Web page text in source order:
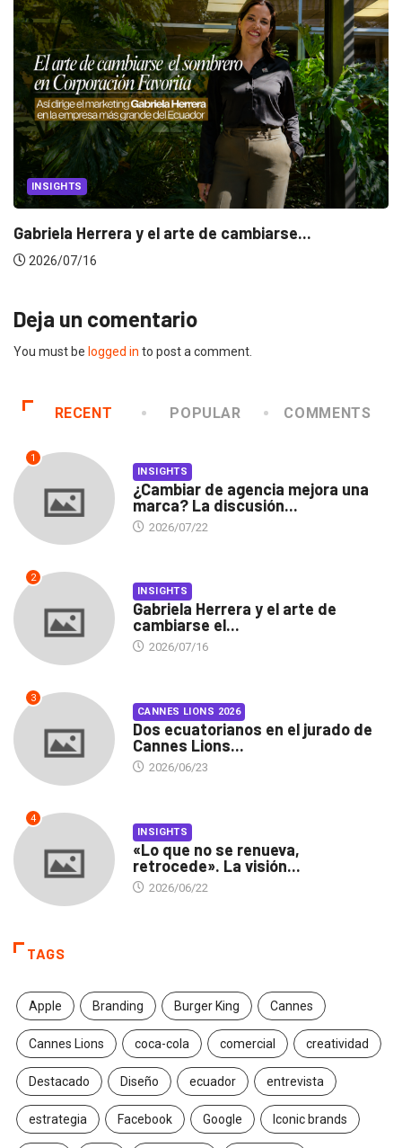
INSIGHTS
Gabriela Herrera y el arte de cambiarse...
2026/07/16
Deja un comentario
You must be logged in to post a comment.
RECENT POPULAR COMMENTS
1
INSIGHTS
¿Cambiar de agencia mejora una
marca? La discusión...
2026/07/22
2
INSIGHTS
Gabriela Herrera y el arte de
cambiarse el...
2026/07/16
3
CANNES LIONS 2026
Dos ecuatorianos en el jurado de
Cannes Lions...
2026/06/23
4
INSIGHTS
«Lo que no se renueva,
retrocede». La visión...
2026/06/22
TAGS
Apple Branding Burger King Cannes
Cannes Lions coca-cola comercial creatividad
Destacado Diseño ecuador entrevista
estrategia Facebook Google Iconic brands